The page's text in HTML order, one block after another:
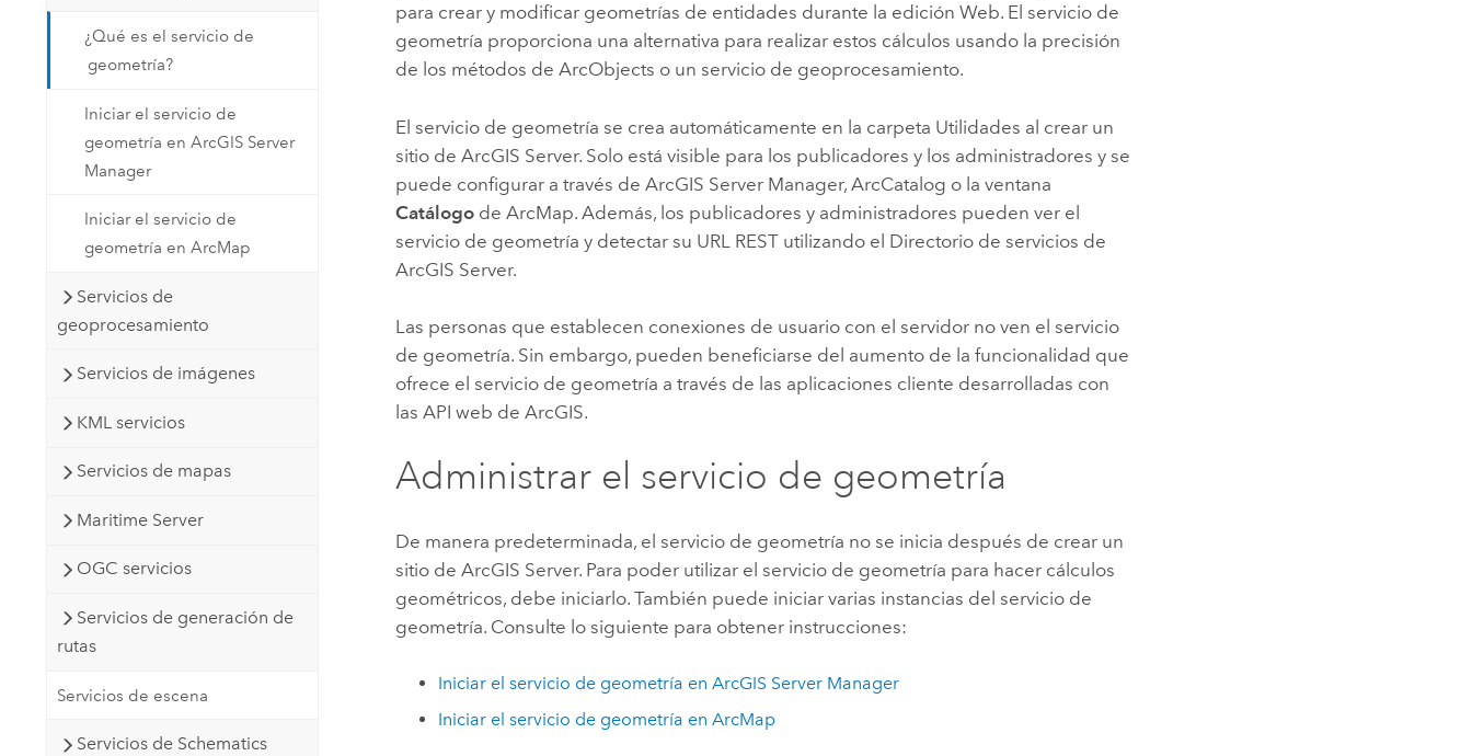
¿Qué es el servicio de
geometría?
Iniciar el servicio de
geometría en ArcGIS Server
Manager
Iniciar el servicio de
geometría en ArcMap
Servicios de
geoprocesamiento
Servicios de imágenes
KML servicios
Servicios de mapas
Maritime Server
OGC servicios
Servicios de generación de
rutas
Servicios de escena
Servicios de Schematics
para crear y modificar geometrías de entidades durante la edición Web. El servicio de
geometría proporciona una alternativa para realizar estos cálculos usando la precisión
de los métodos de ArcObjects o un servicio de geoprocesamiento.
El servicio de geometría se crea automáticamente en la carpeta Utilidades al crear un
sitio deArcGIS Server. Solo está visible para los publicadores y los administradores y se
puede configurar a través deArcGIS Server Manager,ArcCatalog o la ventana
Catálogo deArcMap. Además, los publicadores y administradores pueden ver el
servicio de geometría y detectar su URL REST utilizando el Directorio de servicios de
ArcGIS Server.
Las personas que establecen conexiones de usuario con el servidor no ven el servicio
de geometría. Sin embargo, pueden beneficiarse del aumento de la funcionalidad que
ofrece el servicio de geometría a través de las aplicaciones cliente desarrolladas con
las API web de ArcGIS.
Administrar el servicio de geometría
De manera predeterminada, el servicio de geometría no se inicia después de crear un
sitio deArcGIS Server. Para poder utilizar el servicio de geometría para hacer cálculos
geométricos, debe iniciarlo. También puede iniciar varias instancias del servicio de
geometría. Consulte lo siguiente para obtener instrucciones:
Iniciar el servicio de geometría en ArcGIS Server Manager
Iniciar el servicio de geometría en ArcMap